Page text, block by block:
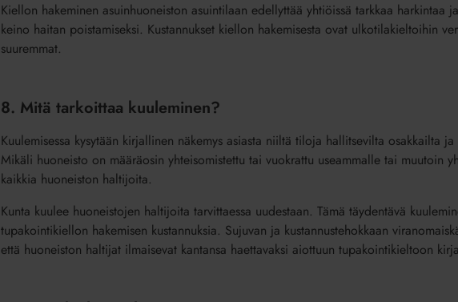
Kiellon hakeminen asuinhuoneiston asuintilaan edellyttää yhtiöissä tarkkaa harkintaa
keino haitan poistamiseksi. Kustannukset kiellon hakemisesta ovat ulkotilakieltoihin
suuremmat.
8. Mitä tarkoittaa kuuleminen?
Kuulemisessa kysytään kirjallinen näkemys asiasta niiltä tiloja hallitsevilta osakkailta
Mikäli huoneisto on määräosin yhteisomistettu tai vuokrattu useammalle tai muutoin
kaikkia huoneiston haltijoita.
Kunta kuulee huoneistojen haltijoita tarvittaessa uudestaan. Tämä täydentävä
tupakointikiellon hakemisen kustannuksia. Sujuvan ja kustannustehokkaan
että huoneiston haltijat ilmaisevat kantansa haettavaksi aiottuun tupakointikieltoon